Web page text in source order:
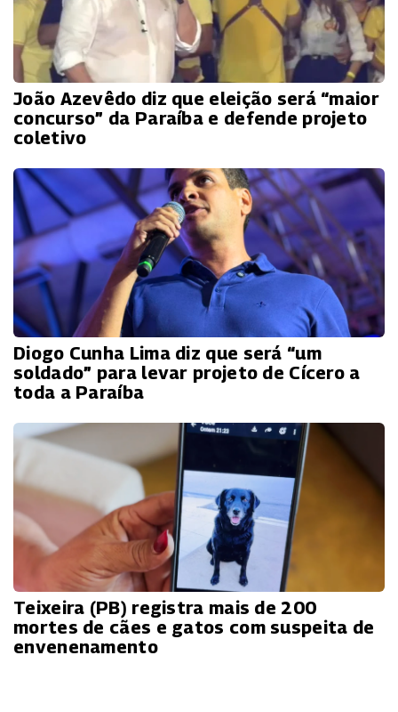
João Azevêdo diz que eleição será “maior
concurso” da Paraíba e defende projeto
coletivo
Diogo Cunha Lima diz que será “um
soldado” para levar projeto de Cícero a
toda a Paraíba
Teixeira (PB) registra mais de 200
mortes de cães e gatos com suspeita de
envenenamento